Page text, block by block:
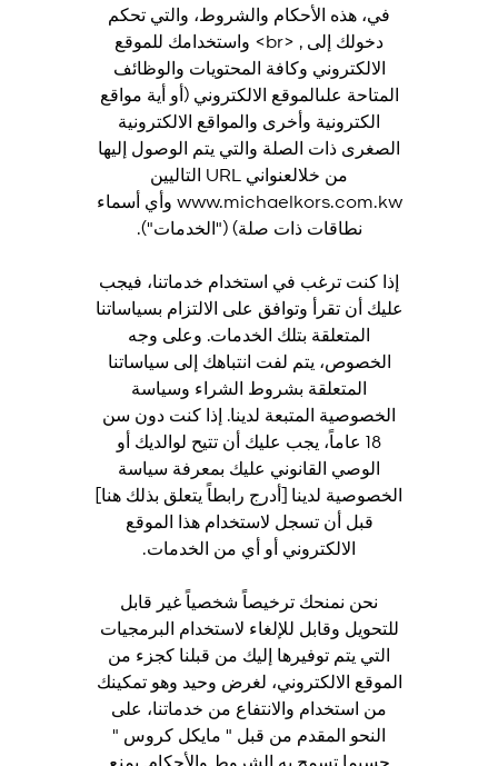
في، هذه الأحكام والشروط، والتي تحكم
دخولك إلى , <br> واستخدامك للموقع
الالكتروني وكافة المحتويات والوظائف
المتاحة علىالموقع الالكتروني (أو أية مواقع
الكترونية وأخرى والمواقع الالكترونية
الصغرى ذات الصلة والتي يتم الوصول إليها
من خلالعنواني URL التاليين
www.michaelkors.com.kw وأي أسماء
نطاقات ذات صلة) ("الخدمات").
إذا كنت ترغب في استخدام خدماتنا، فيجب
عليك أن تقرأ وتوافق على الالتزام بسياساتنا
المتعلقة بتلك الخدمات. وعلى وجه
الخصوص، يتم لفت انتباهك إلى سياساتنا
المتعلقة بشروط الشراء وسياسة
الخصوصية المتبعة لدينا. إذا كنت دون سن
18 عاماً، يجب عليك أن تتيح لوالديك أو
الوصي القانوني عليك بمعرفة سياسة
الخصوصية لدينا [أدرج رابطاً يتعلق بذلك هنا]
قبل أن تسجل لاستخدام هذا الموقع
الالكتروني أو أي من الخدمات.
نحن نمنحك ترخيصاً شخصياً غير قابل
للتحويل وقابل للإلغاء لاستخدام البرمجيات
التي يتم توفيرها إليك من قبلنا كجزء من
الموقع الالكتروني، لغرض وحيد وهو تمكينك
من استخدام والانتفاع من خدماتنا، على
النحو المقدم من قبل " مايكل كروس "
حسبما تسمح به الشروط والأحكام. يمنع